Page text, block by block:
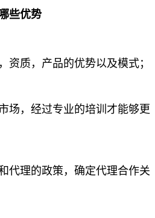
些优势
质，产品的优势以及模式；
，经过专业的培训才能够更
理的政策，确定代理合作关